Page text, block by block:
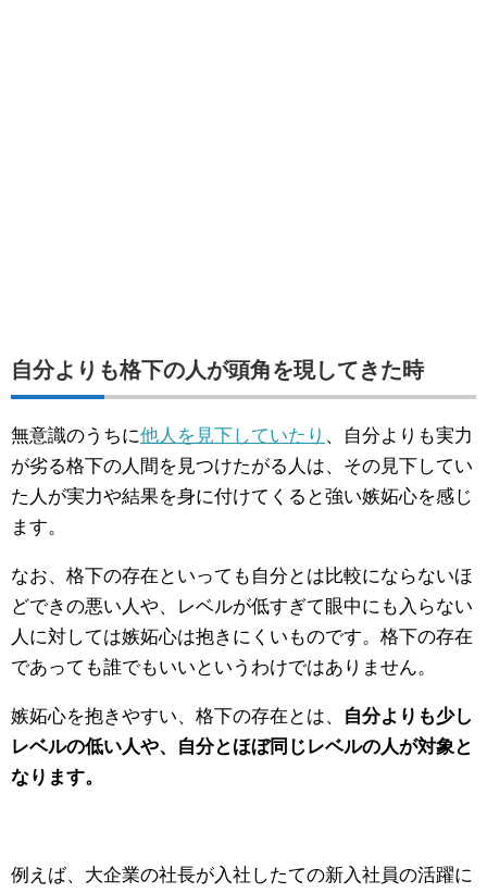
自分よりも格下の人が頭角を現してきた時
無意識のうちに他人を見下していたり 、自分よりも実力
が劣る格下の人間を見つけたがる人は、その見下してい
た人が実力や結果を身に付けてくると強い嫉妬心を感じ
ます。
なお、格下の存在といっても自分とは比較にならないほ
どできの悪い人や、レベルが低すぎて眼中にも入らない
人に対しては嫉妬心は抱きにくいものです。格下の存在
であっても誰でもいいというわけではありません。
嫉妬心を抱きやすい、格下の存在とは、
自分よりも少し
レベルの低い人や、自分とほぼ同じレベルの人が対象と
なります。
例えば、大企業の社長が入社したての新入社員の活躍に